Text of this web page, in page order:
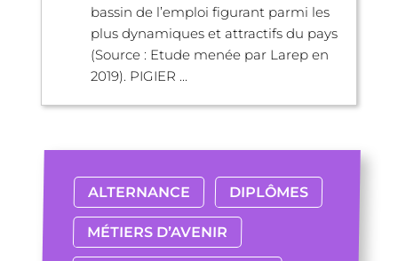
bassin de l’emploi figurant parmi les
plus dynamiques et attractifs du pays
(Source : Etude menée par Larep en
2019). PIGIER ...
ALTERNANCE DIPLÔMES
MÉTIERS D’AVENIR